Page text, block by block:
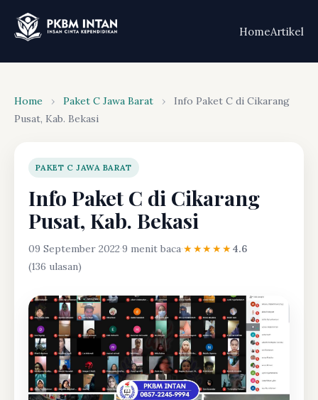
HomeArtikel
Home › Paket C Jawa Barat ›
Info Paket C di Cikarang
Pusat, Kab. Bekasi
PAKET C JAWA BARAT
Info Paket C di Cikarang
Pusat, Kab. Bekasi
09 September 2022·9 menit baca·★★★★★4.6
(136 ulasan)